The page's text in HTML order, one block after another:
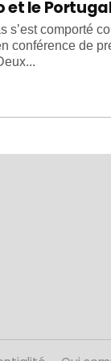
et le
s’est comporté
conférence de